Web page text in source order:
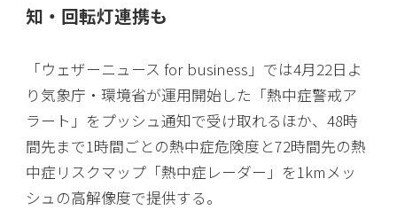
知・回転灯連携も
「ウェザーニュース for business」では4月22日よ
り気象庁・環境省が運用開始した「熱中症警戒ア
ラート」をプッシュ通知で受け取れるほか、48時
間先まで1時間ごとの熱中症危険度と72時間先の熱
中症リスクマップ「熱中症レーダー」を1kmメッ
シュの高解像度で提供する。